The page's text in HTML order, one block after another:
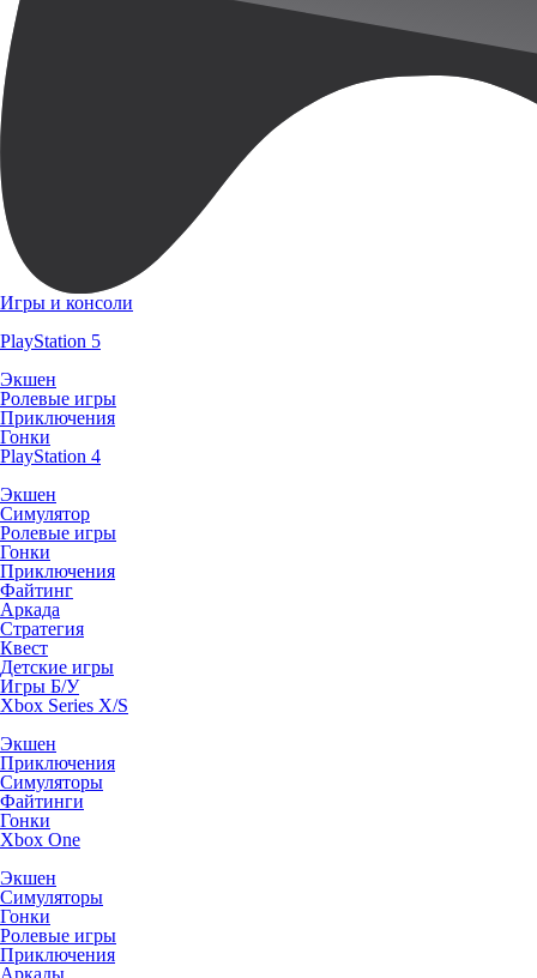
Игры и консоли
PlayStation 5
Экшен
Ролевые игры
Приключения
Гонки
PlayStation 4
Экшен
Симулятор
Ролевые игры
Гонки
Приключения
Файтинг
Аркада
Стратегия
Квест
Детские игры
Игры Б/У
Xbox Series X/S
Экшен
Приключения
Симуляторы
Файтинги
Гонки
Xbox One
Экшен
Симуляторы
Гонки
Ролевые игры
Приключения
Аркады